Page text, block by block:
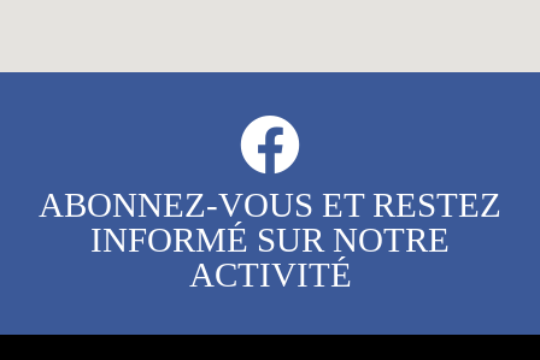
ABONNEZ-VOUS ET RESTEZ
INFORMÉ SUR NOTRE
ACTIVITÉ